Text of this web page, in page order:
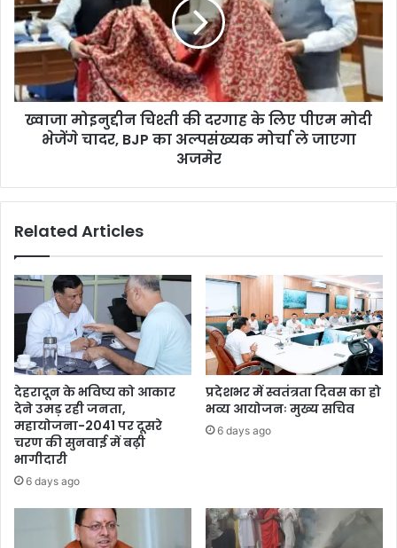
ख्वाजा मोइनुद्दीन चिश्ती की दरगाह के लिए पीएम मोदी
भेजेंगे चादर, BJP का अल्पसंख्यक मोर्चा ले जाएगा
अजमेर
Related Articles
देहरादून के भविष्य को आकार
देने उमड़ रही जनता,
महायोजना-2041 पर दूसरे
चरण की सुनवाई में बढ़ी
भागीदारी
6 days ago
प्रदेशभर में स्वतंत्रता दिवस का हो
भव्य आयोजनः मुख्य सचिव
6 days ago